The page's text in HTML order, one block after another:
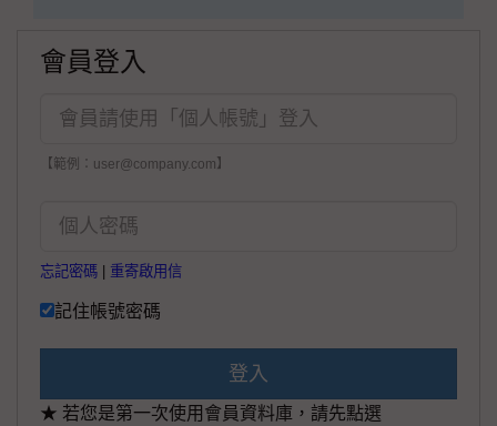
會員登入
【範例：user@company.com】
忘記密碼 重寄啟用信
記住帳號密碼
登入
★ 若您是第一次使用會員資料庫，請先點選